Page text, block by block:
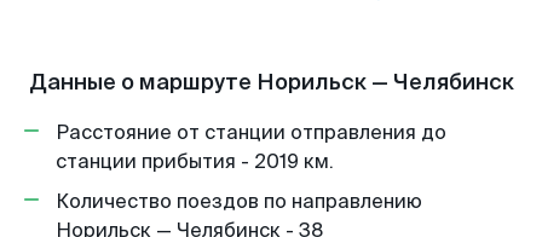
Данные о маршруте Норильск — Челябинск
Расстояние от станции отправления до
станции прибытия - 2019 км.
Количество поездов по направлению
Норильск — Челябинск - 38